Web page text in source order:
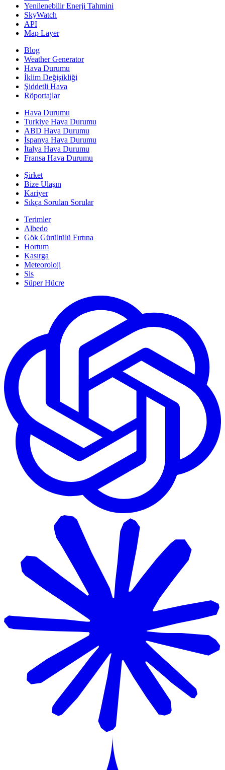
Yenilenebilir Enerji Tahmini
SkyWatch
API
Map Layer
Blog
Weather Generator
Hava Durumu
İklim Değişikliği
Şiddetli Hava
Röportajlar
Hava Durumu
Turkiye Hava Durumu
ABD Hava Durumu
İspanya Hava Durumu
İtalya Hava Durumu
Fransa Hava Durumu
Şirket
Bize Ulaşın
Kariyer
Sıkça Sorulan Sorular
Terimler
Albedo
Gök Gürültülü Fırtına
Hortum
Kasırga
Meteoroloji
Sis
Süper Hücre